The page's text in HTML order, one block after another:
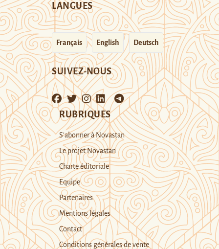
LANGUES
Français English Deutsch
SUIVEZ-NOUS
RUBRIQUES
S’abonner à Novastan
Le projet Novastan
Charte éditoriale
Equipe
Partenaires
Mentions légales
Contact
Conditions générales de vente